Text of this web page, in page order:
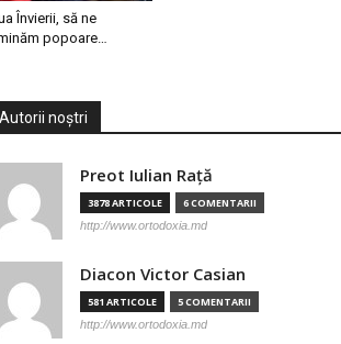
Învierii, să ne
popoare…
Autorii noștri
Preot Iulian Raţă
3878 ARTICOLE 6 COMENTARII
http://www.ortodoxia.md
Diacon Victor Casian
581 ARTICOLE 5 COMENTARII
http://www.ortodoxia.md